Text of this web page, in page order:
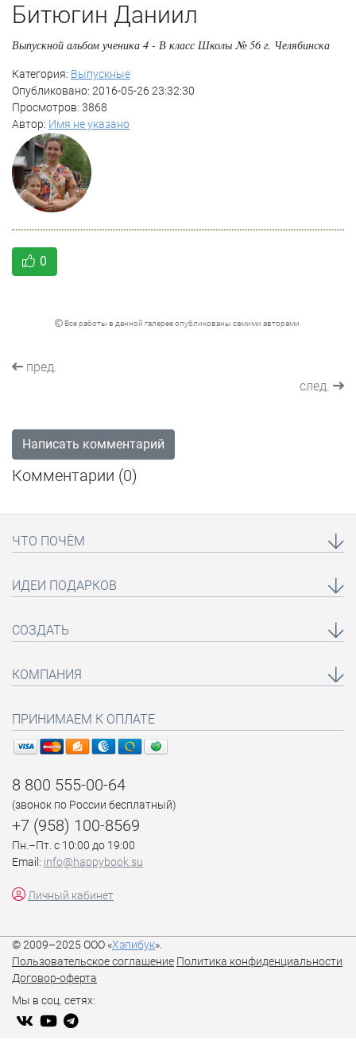
Битюгин Даниил
Выпускной альбом ученика 4 - В класс Школы № 56 г. Челябинска
Категория: Выпускные
Опубликовано: 2016-05-26 23:32:30
Просмотров: 3868
Автор: Имя не указано
0
Все работы в данной галерее опубликованы самими авторами.
пред.
след.
Написать комментарий
Комментарии (0)
ЧТО ПОЧЁМ
ИДЕИ ПОДАРКОВ
СОЗДАТЬ
КОМПАНИЯ
ПРИНИМАЕМ К ОПЛАТЕ
8 800 555-00-64
(звонок по России бесплатный)
+7 (958) 100-8569
Пн.–Пт. с 10:00 до 19:00
Email: info@happybook.su
Личный кабинет
© 2009–2025 ООО «Хэпибук».
Пользовательское соглашение Политика конфиденциальности
Договор-оферта
Мы в соц. сетях: